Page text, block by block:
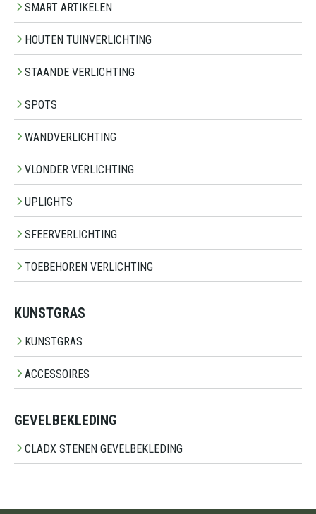
SMART ARTIKELEN
HOUTEN TUINVERLICHTING
STAANDE VERLICHTING
SPOTS
WANDVERLICHTING
VLONDER VERLICHTING
UPLIGHTS
SFEERVERLICHTING
TOEBEHOREN VERLICHTING
KUNSTGRAS
KUNSTGRAS
ACCESSOIRES
GEVELBEKLEDING
CLADX STENEN GEVELBEKLEDING